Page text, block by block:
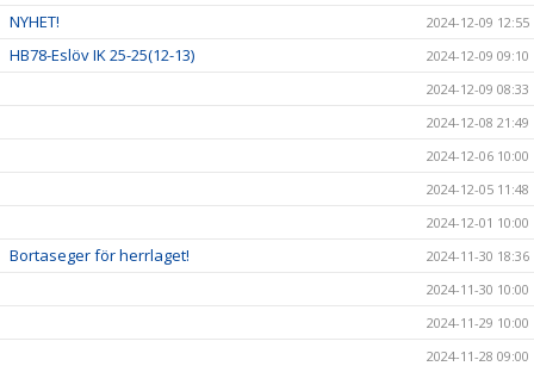
NYHET! 2024-12-09 12:55
HB78-Eslöv IK 25-25(12-13)
2024-12-09 09:10
2024-12-09 08:33
2024-12-08 21:49
2024-12-06 10:00
2024-12-05 11:48
2024-12-01 10:00
Bortaseger för herrlaget!
2024-11-30 18:36
2024-11-30 10:00
2024-11-29 10:00
2024-11-28 09:00